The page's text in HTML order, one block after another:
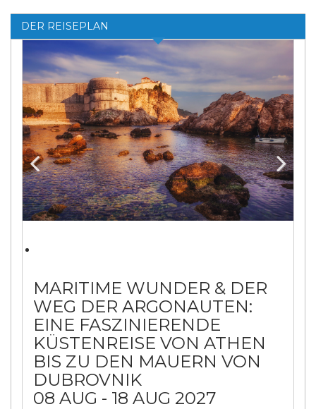
DER REISEPLAN
Previ
ous
Next
MARITIME WUNDER & DER
WEG DER ARGONAUTEN:
EINE FASZINIERENDE
KÜSTENREISE VON ATHEN
BIS ZU DEN MAUERN VON
DUBROVNIK
08 AUG - 18 AUG 2027